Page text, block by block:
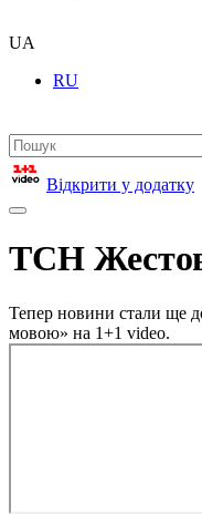
UA
RU
Відкрити у додатку
ТСН
Тепер новини стали ще
мовою» на 1+1 video.